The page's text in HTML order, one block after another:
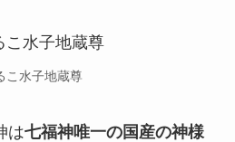
こ水子地蔵尊
は七福神唯一の国産の神様